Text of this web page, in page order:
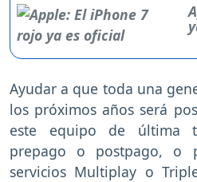
Ayudar a que toda una
los próximos años será
este equipo de última
prepago o postpago, o
servicios Multiplay o